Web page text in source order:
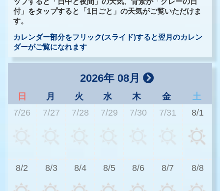
付」をタップすると「1日ごと」の天気がご覧いただけま
す。
カレンダー部分をフリック(スライド)すると翌月のカレン
ダーがご覧になれます
2026年 08月
日 月 火 水 木 金
土
7/26
7/27 7/28 7/29 7/30 7/31 8/1
8/2 8/3 8/4 8/5 8/6 8/7 8/8